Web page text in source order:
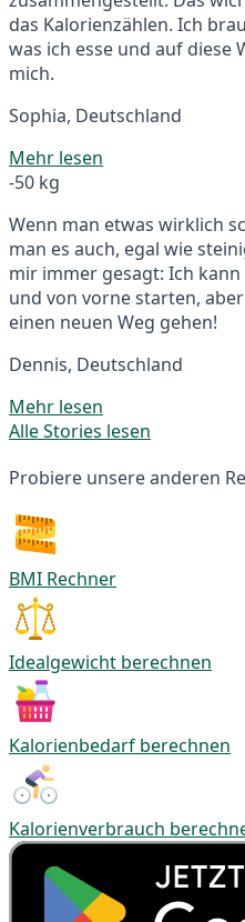
das Kalorienzählen. Ich
was ich esse und auf
mich.
Sophia, Deutschland
Mehr lesen
-50 kg
Wenn man etwas wirklich
man es auch, egal wie
mir immer gesagt: Ich
und von vorne starten,
einen neuen Weg gehen!
Dennis, Deutschland
Mehr lesen
Alle Stories lesen
Probiere unsere anderen
BMI Rechner
Idealgewicht berechnen
Kalorienbedarf berechnen
Kalorienverbrauch